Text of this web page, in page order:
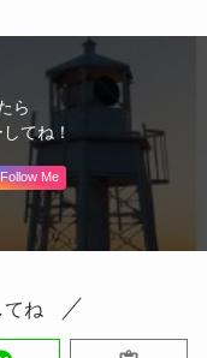
ら
てね！
Follow Me
てね